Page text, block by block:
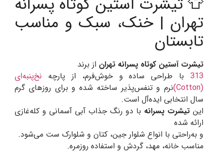
تهران | خنک، سبک و مناسب
تابستان
تیشرت آستین کوتاه پسرانه تهران از برند
313 با طراحی ساده و خوش‌فرم، از پارچه نخ‌پنبه‌ای
(Cotton)
نرم و تنفس‌پذیر ساخته شده و برای روزهای گرم
سال انتخابی ایده‌آل است.
این تیشرت پسرانه با دو رنگ جذاب آبی آسمانی و کله‌غازی
ارائه شده
و به‌راحتی با انواع شلوار جین، کتان و شلوارک ست می‌شود.
مناسب خانه، مهد، گردش و استفاده روزمره.